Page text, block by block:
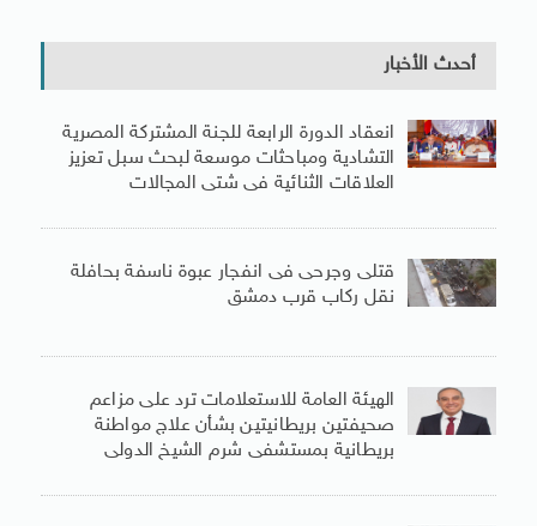
أحدث الأخبار
انعقاد الدورة الرابعة للجنة المشتركة المصرية
التشادية ومباحثات موسعة لبحث سبل تعزيز
العلاقات الثنائية فى شتى المجالات
قتلى وجرحى فى انفجار عبوة ناسفة بحافلة
نقل ركاب قرب دمشق
الهيئة العامة للاستعلامات ترد على مزاعم
صحيفتين بريطانيتين بشأن علاج مواطنة
بريطانية بمستشفى شرم الشيخ الدولى